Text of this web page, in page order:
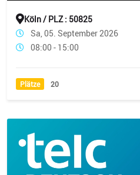
Köln / PLZ : 50825
Sa, 05. September 2026
08:00 - 15:00
Plätze 20